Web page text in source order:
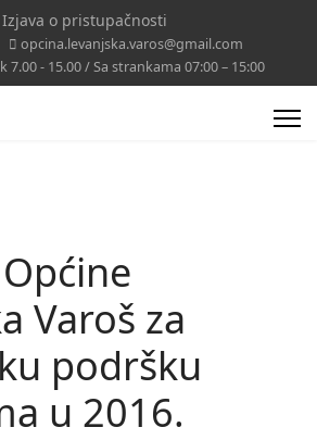
Izjava o pristupačnosti
opcina.levanjska.varos@gmail.com
7.00 - 15.00 / Sa strankama 07:00 – 15:00
Varoš za
podršku
u 2016.